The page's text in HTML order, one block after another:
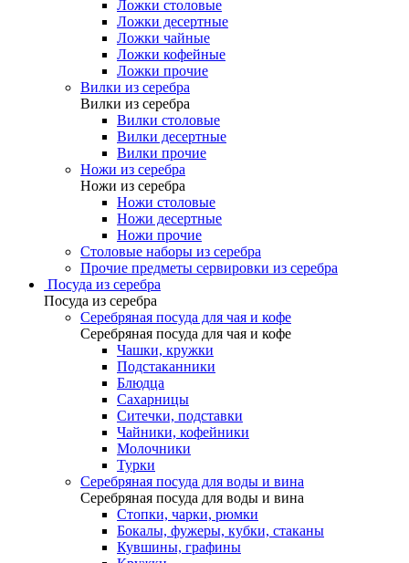
Ложки столовые
Ложки десертные
Ложки чайные
Ложки кофейные
Ложки прочие
Вилки из серебра
Вилки из серебра
Вилки столовые
Вилки десертные
Вилки прочие
Ножи из серебра
Ножи из серебра
Ножи столовые
Ножи десертные
Ножи прочие
Столовые наборы из серебра
Прочие предметы сервировки из серебра
Посуда из серебра
Посуда из серебра
Серебряная посуда для чая и кофе
Серебряная посуда для чая и кофе
Чашки, кружки
Подстаканники
Блюдца
Сахарницы
Ситечки, подставки
Чайники, кофейники
Молочники
Турки
Серебряная посуда для воды и вина
Серебряная посуда для воды и вина
Стопки, чарки, рюмки
Бокалы, фужеры, кубки, стаканы
Кувшины, графины